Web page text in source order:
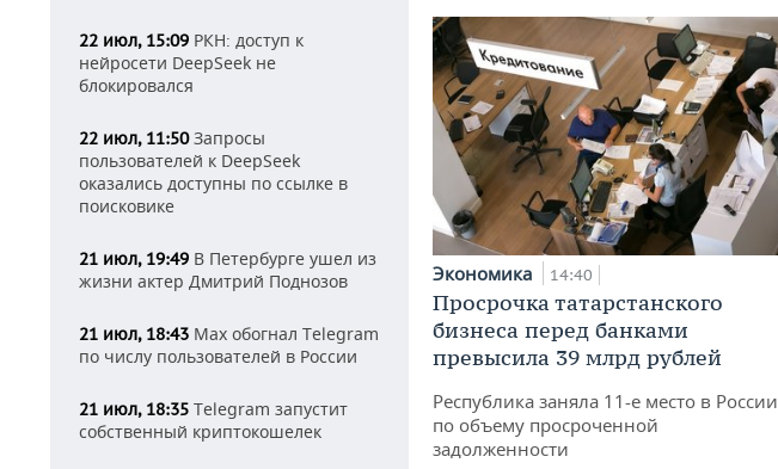
22 июл, 15:09 РКН: доступ к
нейросети DeepSeek не
блокировался
22 июл, 11:50Запросы
пользователей к DeepSeek
оказались доступны по ссылке в
поисковике
21 июл, 19:49 В Петербурге ушел из
жизни актер Дмитрий Поднозов
21 июл, 18:43 Max обогнал Telegram
по числу пользователей в России
21 июл, 18:35 Telegram запустит
собственный криптокошелек
Экономика 14:40
Просрочка татарстанского
бизнеса перед банками
превысила 39 млрд рублей
Республика заняла 11-е место в России
по объему просроченной
задолженности